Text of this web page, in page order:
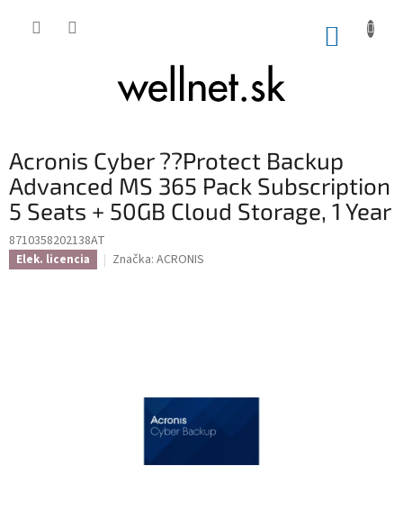
Acronis Cyber ??Protect Backup
Advanced MS 365 Pack Subscription
5 Seats + 50GB Cloud Storage, 1 Year
8710358202138AT
Elek. licencia Značka: ACRONIS